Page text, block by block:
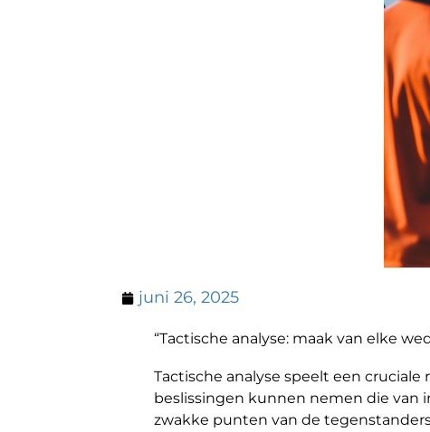
juni 26, 2025
“Tactische analyse: maak van elke
Tactische analyse speelt een
beslissingen kunnen nemen die van
zwakke punten van de